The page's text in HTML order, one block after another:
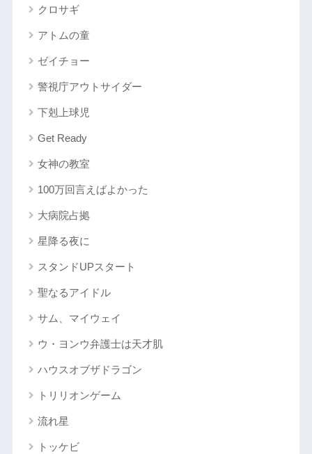
クロサギ
アトムの童
ゼイチョー
警視庁アウトサイダー
下剋上球児
Get Ready
女神の教室
100万回言えばよかった
大病院占拠
星降る夜に
スタンドUPスタート
聖なるアイドル
サム、マイウェイ
ウ・ヨンウ弁護士は天才肌
ハウスオブザドラゴン
トリリオンゲーム
流れ星
トッケビ